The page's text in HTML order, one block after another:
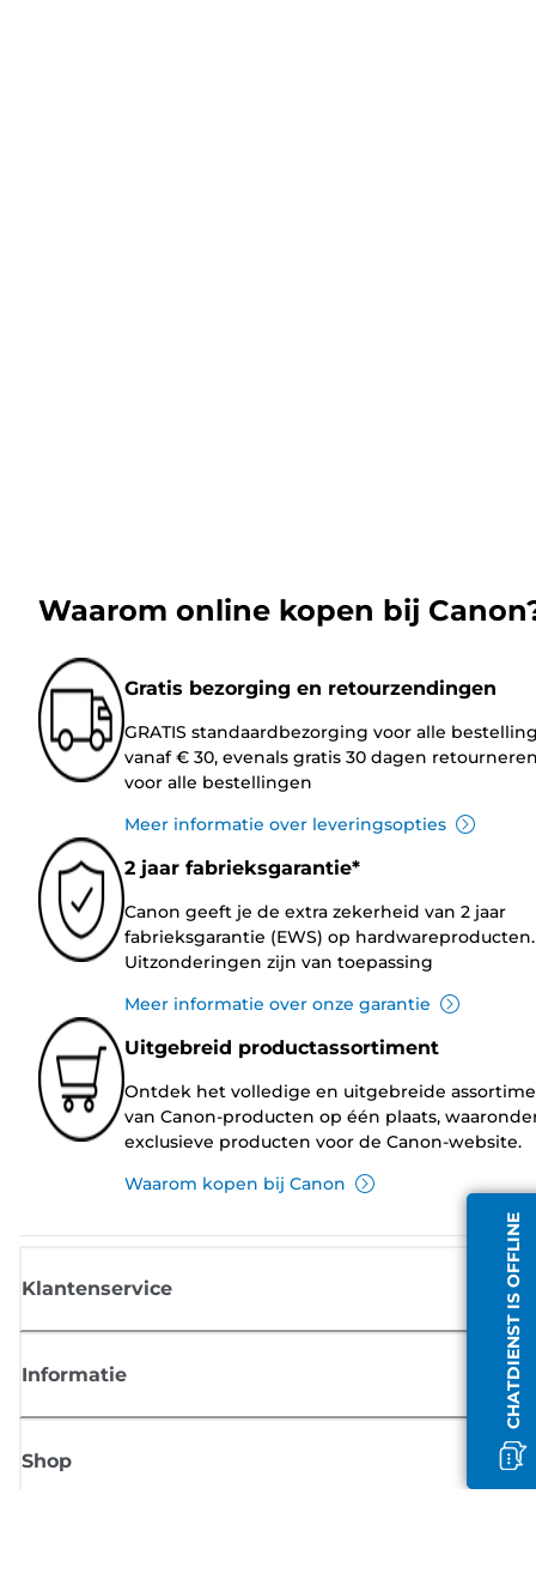
CHATDIENST IS OFFLINE
Waarom online kopen bij
Gratis bezorging en retourzendingen
GRATIS standaardbezorging voor alle
vanaf € 30, evenals gratis 30 dagen
voor alle bestellingen
Meer informatie over leveringsopties
2 jaar fabrieksgarantie*
Canon geeft je de extra zekerheid van 2 jaar
fabrieksgarantie (EWS) op hardwareproducten.
Uitzonderingen zijn van toepassing
Meer informatie over onze garantie
Uitgebreid productassortiment
Ontdek het volledige en uitgebreide
van Canon-producten op één plaats,
exclusieve producten voor de Canon-website.
Waarom kopen bij Canon
Klantenservice
Informatie
Shop